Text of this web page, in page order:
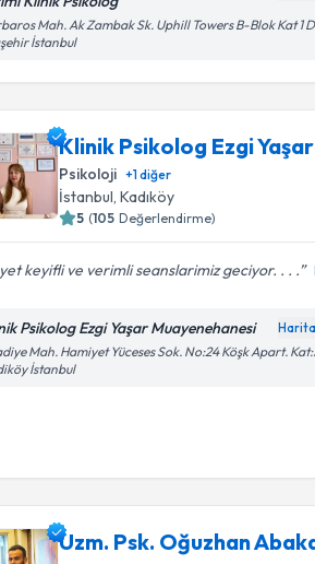
Mah. Ak Zambak Sk. Uphill Towers B-Blok Kat 1
İstanbul
Klinik Psikolog Ezgi Yaşar
Psikoloji +1diğer
İstanbul, Kadıköy
5 (105 Değerlendirme)
keyifli ve verimli seanslarimiz geciyor. . . .
Psikolog Ezgi Yaşar Muayenehanesi
Mah. Hamiyet Yüceses Sok. No:24 Köşk Apart.
İstanbul
Uzm. Psk. Oğuzhan